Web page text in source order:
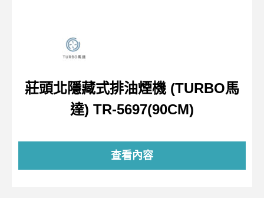
莊頭北隱藏式排油煙機 (TURBO馬
達) TR-5697(90CM)
查看內容